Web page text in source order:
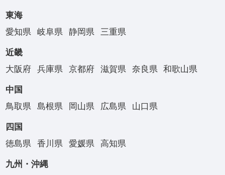
東海
愛知県
岐阜県 静岡県 三重県
近畿
大阪府
兵庫県 京都府 滋賀県 奈良県 和歌山県
中国
鳥取県
島根県 岡山県 広島県 山口県
四国
徳島県
香川県 愛媛県 高知県
九州・沖縄